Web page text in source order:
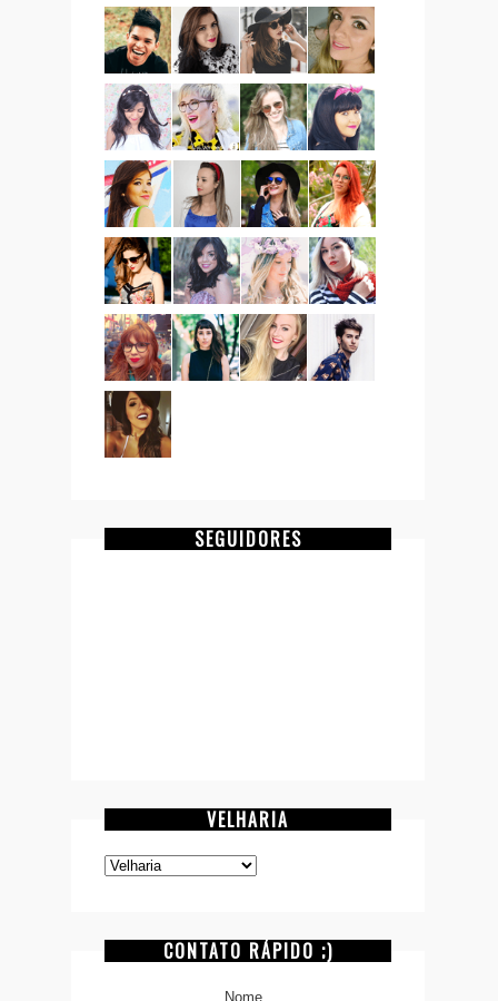
SEGUIDORES
VELHARIA
CONTATO RÁPIDO ;)
Nome